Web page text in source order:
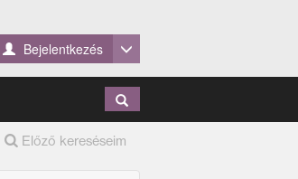
Bejelentkezés
Előző kereséseim